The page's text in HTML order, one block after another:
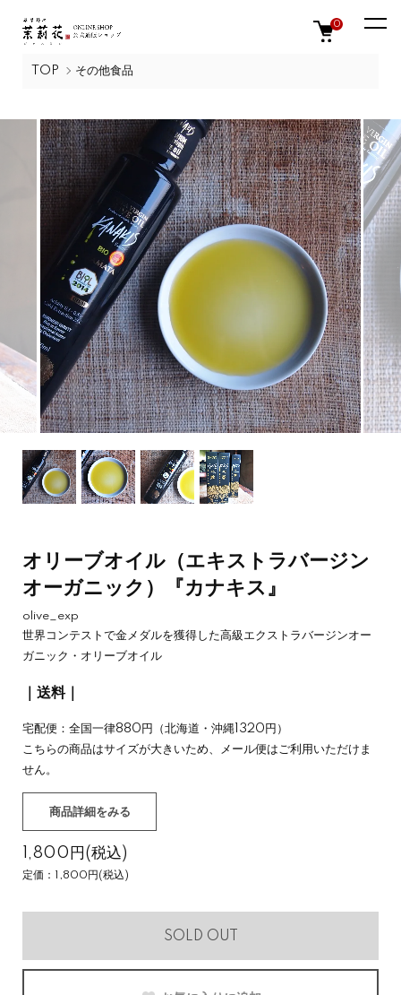
0
TOP その他食品
オリーブオイル（エキストラバージン
オーガニック）『カナキス』
olive_exp
世界コンテストで金メダルを獲得した高級エクストラバージンオー
ガニック・オリーブオイル
｜送料｜
宅配便：全国一律880円（北海道・沖縄1320円）
こちらの商品はサイズが大きいため、メール便はご利用いただけま
せん。
商品詳細をみる
1,800円(税込)
定価：1,800円(税込)
SOLD OUT